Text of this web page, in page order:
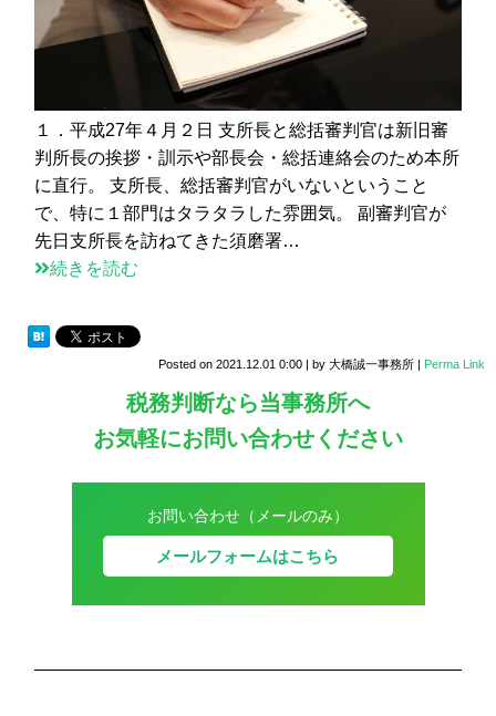
１．平成27年４月２日 支所長と総括審判官は新旧審
判所長の挨拶・訓示や部長会・総括連絡会のため本所
に直行。 支所長、総括審判官がいないということ
で、特に１部門はタラタラした雰囲気。 副審判官が
先日支所長を訪ねてきた須磨署…
続きを読む
Posted on 2021.12.01 0:00 | by 大橋誠一事務所 | Perma Link
税務判断なら当事務所へ
お気軽にお問い合わせください
お問い合わせ（メールのみ）
メールフォームはこちら